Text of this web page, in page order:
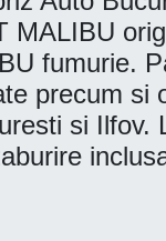
MALIBU
fumurie.
precum
si